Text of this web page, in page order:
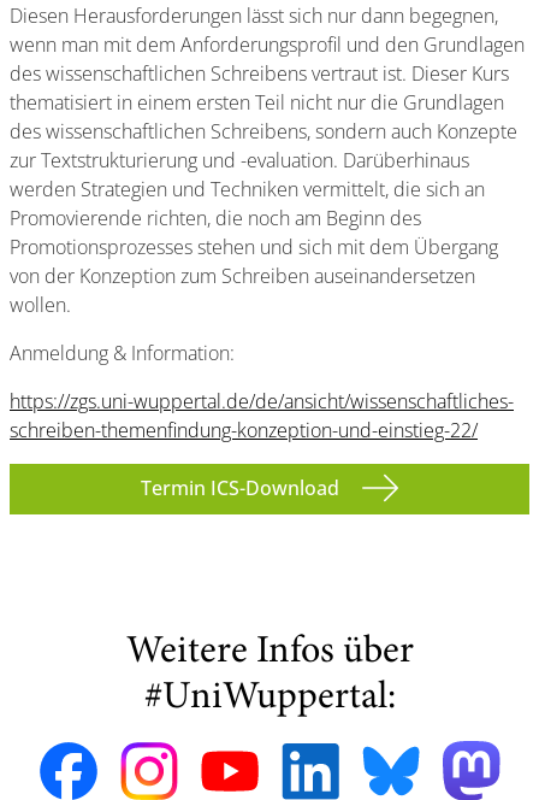
Diesen Herausforderungen lässt sich nur dann begegnen,
wenn man mit dem Anforderungsprofil und den Grundlagen
des wissenschaftlichen Schreibens vertraut ist. Dieser Kurs
thematisiert in einem ersten Teil nicht nur die Grundlagen
des wissenschaftlichen Schreibens, sondern auch Konzepte
zur Textstrukturierung und -evaluation. Darüberhinaus
werden Strategien und Techniken vermittelt, die sich an
Promovierende richten, die noch am Beginn des
Promotionsprozesses stehen und sich mit dem Übergang
von der Konzeption zum Schreiben auseinandersetzen
wollen.
Anmeldung & Information:
https://zgs.uni-wuppertal.de/de/ansicht/wissenschaftliches-
schreiben-themenfindung-konzeption-und-einstieg-22/
Termin ICS-Download
Weitere Infos über
#UniWuppertal: